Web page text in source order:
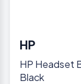
HP
HP Headset
Black